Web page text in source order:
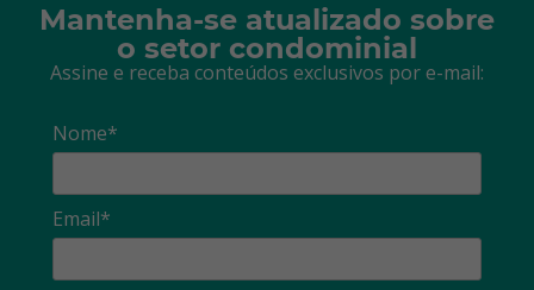
Mantenha-se atualizado sobre
o setor condominial
Assine e receba conteúdos exclusivos por e-mail:
Nome*
Email*